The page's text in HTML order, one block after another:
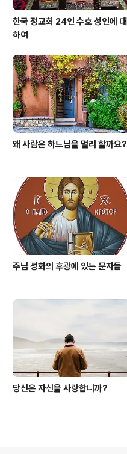
한국 정교회 24인 수호 성인에 대
하여
왜 사람은 하느님을 멀리 할까요?
주님 성화의 후광에 있는 문자들
당신은 자신을 사랑합니까?